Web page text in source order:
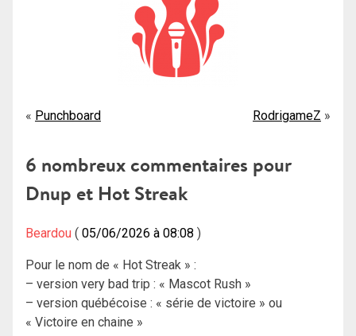
Navigation
l’article
Punchboard RodrigameZ
6 nombreux commentaires pour
Dnup et Hot Streak
Beardou 05/06/2026 à 08:08
Pour le nom de « Hot Streak » :
– version very bad trip : « Mascot Rush »
– version québécoise : « série de victoire » ou
« Victoire en chaine »